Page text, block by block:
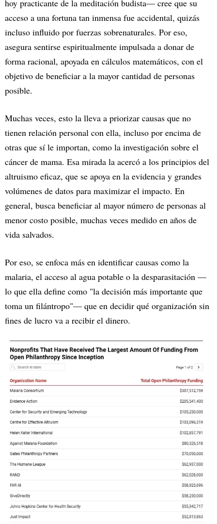
hoy practicante de la meditación budista— cree que su
acceso a una fortuna tan inmensa fue accidental, quizás
incluso influido por fuerzas sobrenaturales. Por eso,
asegura sentirse espiritualmente impulsada a donar de
forma racional, apoyada en cálculos matemáticos, con el
objetivo de beneficiar a la mayor cantidad de personas
posible.
Muchas veces, esto la lleva a priorizar causas que no
tienen relación personal con ella, incluso por encima de
otras que sí le importan, como la investigación sobre el
cáncer de mama. Esa mirada la acercó a los principios del
altruismo eficaz, que se apoya en la evidencia y grandes
volúmenes de datos para maximizar el impacto. En
general, busca beneficiar al mayor número de personas al
menor costo posible, muchas veces medido en años de
vida salvados.
Por eso, se enfoca más en identificar causas como la
malaria, el acceso al agua potable o la desparasitación —
lo que ella define como "la decisión más importante que
toma un filántropo"— que en decidir qué organización sin
fines de lucro va a recibir el dinero.